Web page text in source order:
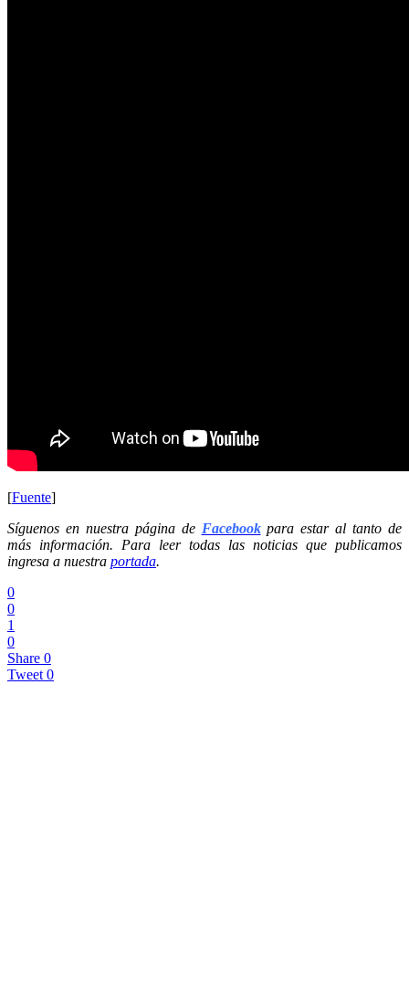
[Fuente]
Síguenos en nuestra página de Facebookpara estar al tanto de
más información. Para leer todas las noticias que publicamos
ingresa a nuestra portada.
0
0
1
0
Share 0
Tweet 0